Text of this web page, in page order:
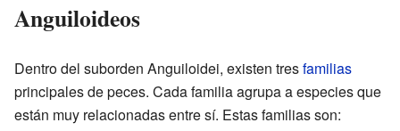
Anguiloideos
Dentro del suborden Anguiloidei, existen tresfamilias
principales de peces. Cada familia agrupa a especies que
están muy relacionadas entre sí. Estas familias son: